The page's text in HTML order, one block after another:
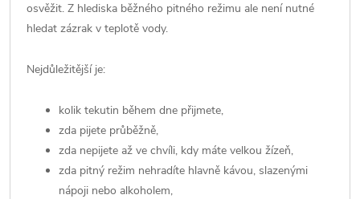
osvěžit. Z hlediska běžného pitného režimu ale není nutné
hledat zázrak v teplotě vody.
Nejdůležitější je:
kolik tekutin během dne přijmete,
zda pijete průběžně,
zda nepijete až ve chvíli, kdy máte velkou žízeň,
zda pitný režim nehradíte hlavně kávou, slazenými
nápoji nebo alkoholem,